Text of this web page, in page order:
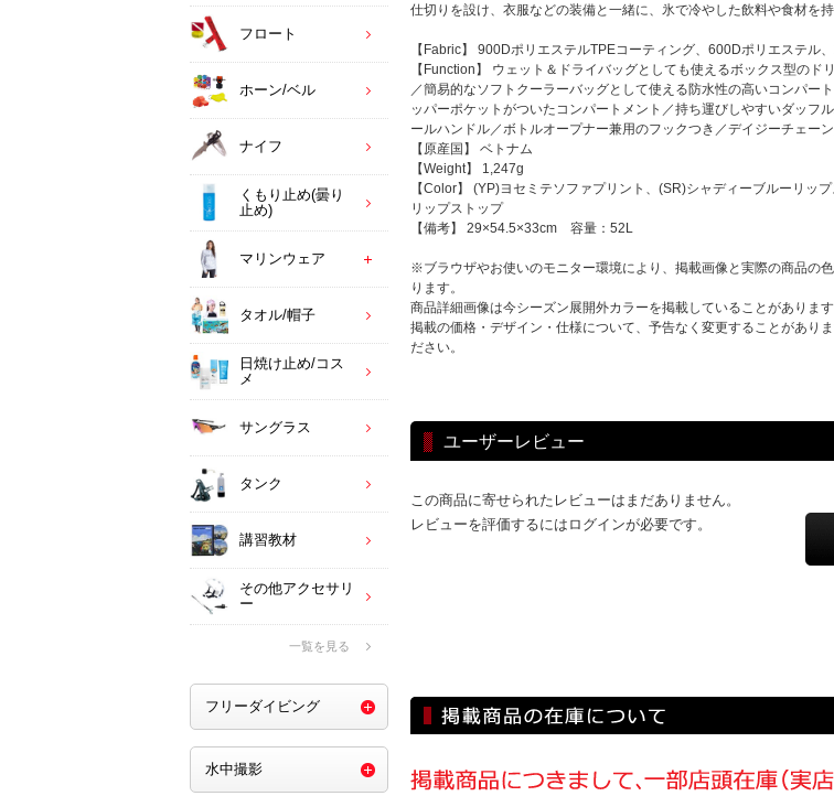
仕切りを設け、衣服などの装備と一緒に、氷で冷やした飲料や食材を持
【Fabric】 900DポリエステルTPEコーティング、600Dポリエステル
【Function】 ウェット＆ドライバッグとしても使えるボックス型のド
／簡易的なソフトクーラーバッグとして使える防水性の高いコンパー
ッパーポケットがついたコンパートメント／持ち運びしやすいダッフ
ールハンドル／ボトルオープナー兼用のフックつき／デイジーチェー
【原産国】 ベトナム
【Weight】 1,247g
【Color】 (YP)ヨセミテソファプリント、(SR)シャディーブルーリッ
リップストップ
【備考】 29×54.5×33cm 容量：52L
※ブラウザやお使いのモニター環境により、掲載画像と実際の商品の
ります。
商品詳細画像は今シーズン展開外カラーを掲載していることがあります
掲載の価格・デザイン・仕様について、予告なく変更することがあり
ださい。
ユーザーレビュー
この商品に寄せられたレビューはまだありません。
レビューを評価するにはログインが必要です。
フロート
ホーン/ベル
ナイフ
くもり止め(曇り
止め)
マリンウェア
タオル/帽子
日焼け止め/コス
メ
サングラス
タンク
講習教材
その他アクセサリ
ー
一覧を見る
フリーダイビング
水中撮影